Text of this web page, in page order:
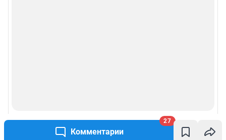
Комментарии
27